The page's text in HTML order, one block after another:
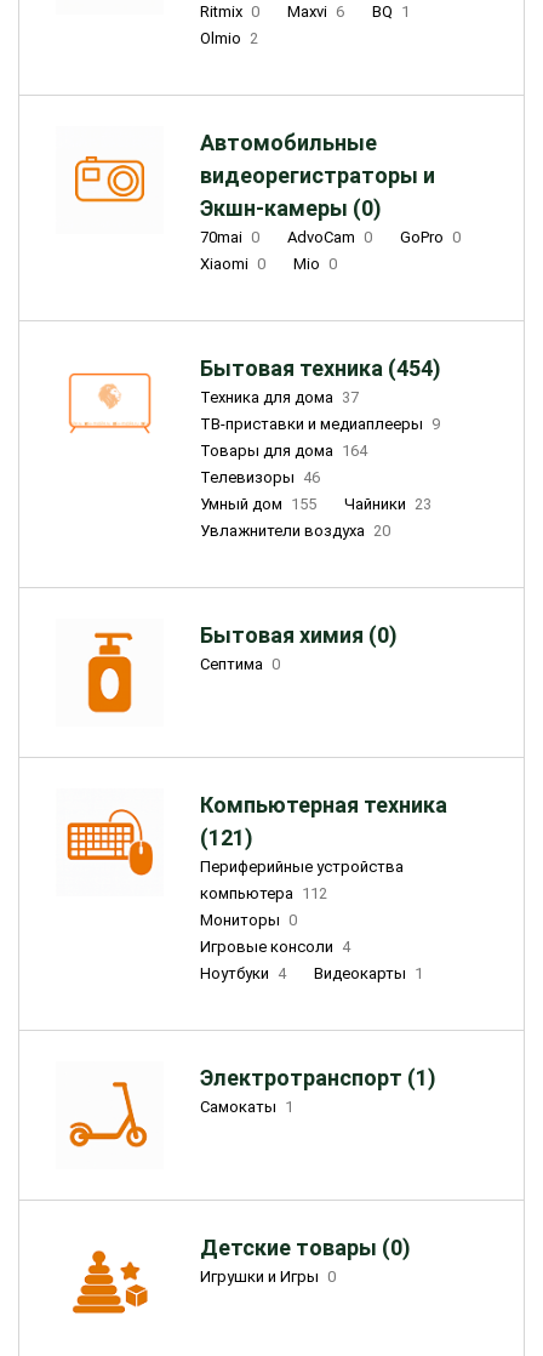
Ritmix 0 Maxvi 6 BQ 1
Olmio 2
Автомобильные
видеорегистраторы и
Экшн-камеры (0)
70mai 0 AdvoCam 0 GoPro 0
Xiaomi 0 Mio 0
Бытовая техника (454)
Техника для дома 37
ТВ-приставки и медиаплееры 9
Товары для дома 164
Телевизоры 46
Умный дом 155 Чайники 23
Увлажнители воздуха 20
Бытовая химия (0)
Септима 0
Компьютерная техника
(121)
Периферийные устройства
компьютера 112
Мониторы 0
Игровые консоли 4
Ноутбуки 4 Видеокарты 1
Электротранспорт (1)
Самокаты 1
Детские товары (0)
Игрушки и Игры 0